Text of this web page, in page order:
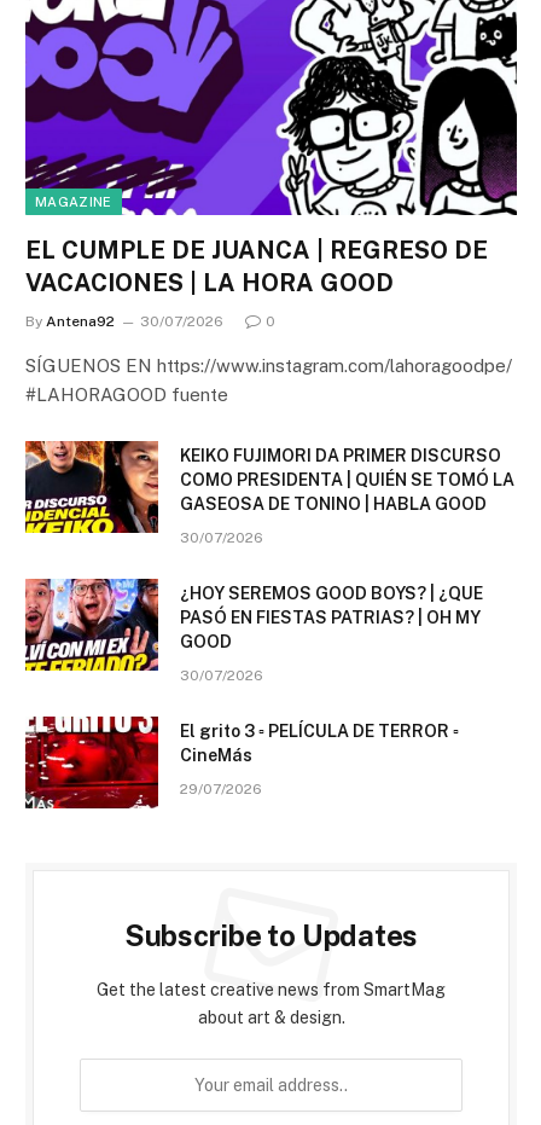
MAGAZINE
EL CUMPLE DE JUANCA | REGRESO DE
VACACIONES | LA HORA GOOD
By Antena92 30/07/2026 0
SÍGUENOS EN https://www.instagram.com/lahoragoodpe/
#LAHORAGOOD fuente
KEIKO FUJIMORI DA PRIMER DISCURSO
COMO PRESIDENTA | QUIÉN SE TOMÓ LA
GASEOSA DE TONINO | HABLA GOOD
30/07/2026
¿HOY SEREMOS GOOD BOYS? | ¿QUE
PASÓ EN FIESTAS PATRIAS? | OH MY
GOOD
30/07/2026
El grito 3 ▫️ PELÍCULA DE TERROR ▫️
CineMás
29/07/2026
Subscribe to Updates
Get the latest creative news from SmartMag
about art & design.